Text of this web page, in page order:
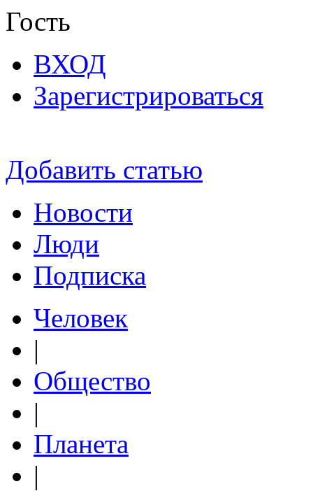
Гость
ВХОД
Зарегистрироваться
Добавить статью
Новости
Люди
Подписка
Человек
|
Общество
|
Планета
|